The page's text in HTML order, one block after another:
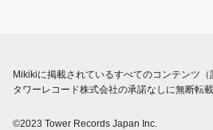
Mikikiに掲載されているすべてのコンテンツ
タワーレコード株式会社の承諾なしに無断転
©2023 Tower Records Japan Inc.